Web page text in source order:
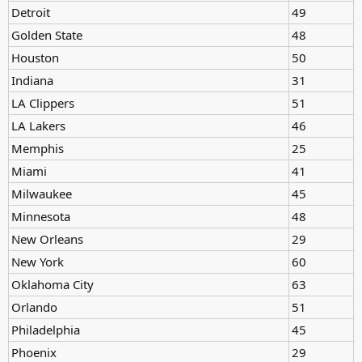
Detroit
49
Golden State
48
Houston
50
Indiana
31
LA Clippers
51
LA Lakers
46
Memphis
25
Miami
41
Milwaukee
45
Minnesota
48
New Orleans
29
New York
60
Oklahoma City
63
Orlando
51
Philadelphia
45
Phoenix
29